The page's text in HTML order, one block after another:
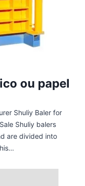
ou papel
Shuliy Baler for
Shuliy balers
are divided into